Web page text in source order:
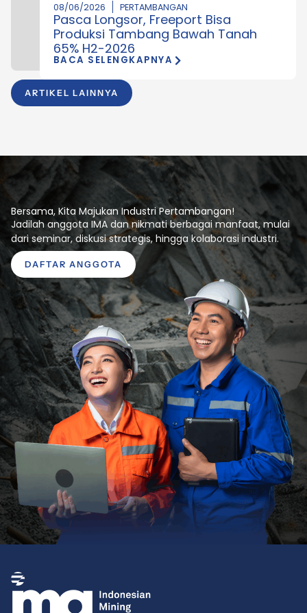
ARTIKEL LAINNYA
08/06/2026 PERTAMBANGAN
Pasca Longsor, Freeport Bisa
Produksi Tambang Bawah Tanah
65% H2-2026
BACA SELENGKAPNYA
Bersama, Kita Majukan Industri Pertambangan!
Jadilah anggota IMA dan nikmati berbagai manfaat, mulai
dari seminar, diskusi strategis, hingga kolaborasi industri.
DAFTAR ANGGOTA